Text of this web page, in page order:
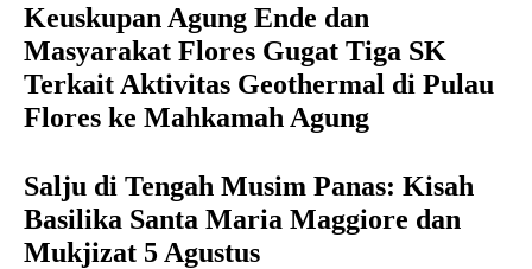
Keuskupan Agung Ende dan
Masyarakat Flores Gugat Tiga SK
Terkait Aktivitas Geothermal di Pulau
Flores ke Mahkamah Agung
Salju di Tengah Musim Panas: Kisah
Basilika Santa Maria Maggiore dan
Mukjizat 5 Agustus